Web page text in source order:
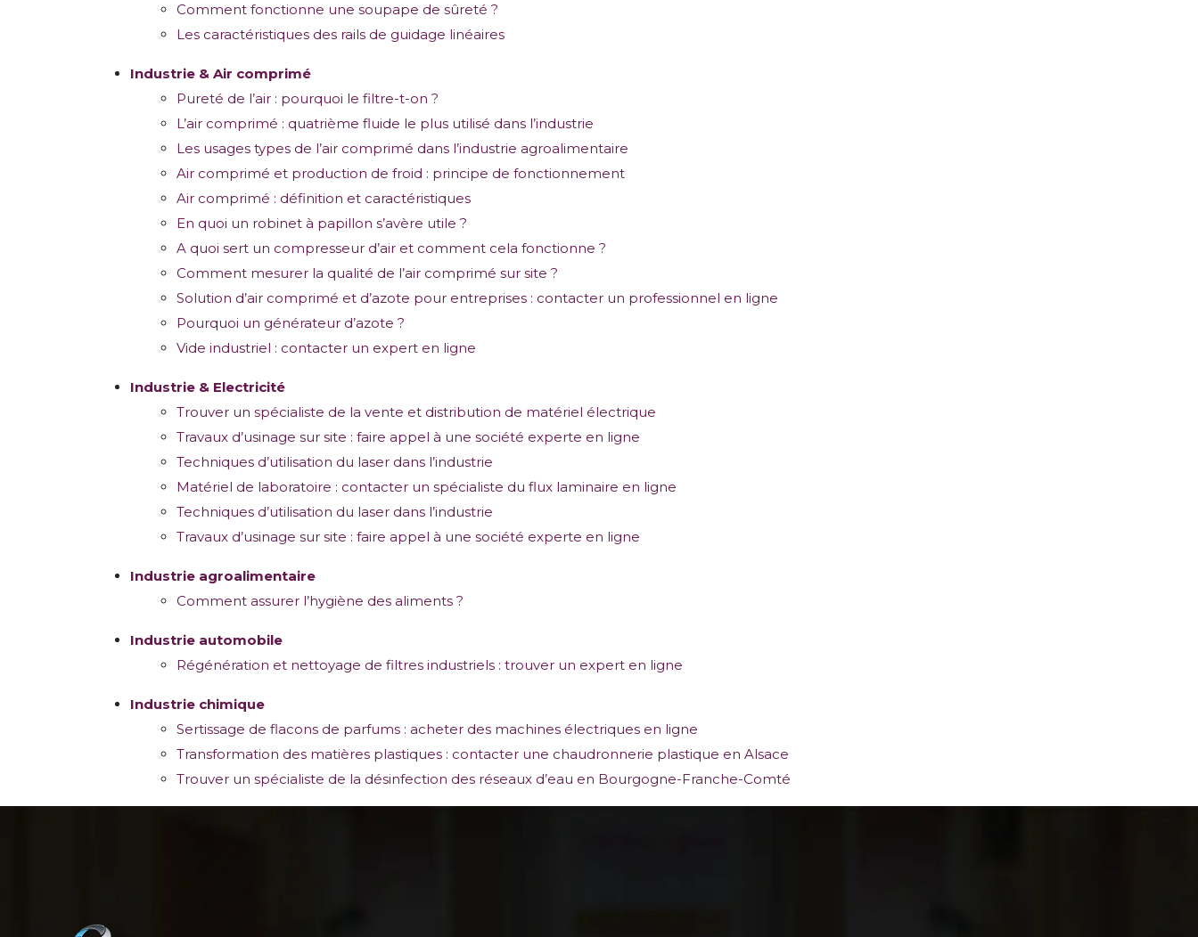
Comment fonctionne une soupape de sûreté ?
Les caractéristiques des rails de guidage linéaires
Industrie & Air comprimé
Pureté de l’air : pourquoi le filtre-t-on ?
L’air comprimé : quatrième fluide le plus utilisé dans l’industrie
Les usages types de l’air comprimé dans l’industrie agroalimentaire
Air comprimé et production de froid : principe de fonctionnement
Air comprimé : définition et caractéristiques
En quoi un robinet à papillon s’avère utile ?
A quoi sert un compresseur d’air et comment cela fonctionne ?
Comment mesurer la qualité de l’air comprimé sur site ?
Solution d’air comprimé et d’azote pour entreprises : contacter un professionnel en ligne
Pourquoi un générateur d’azote ?
Vide industriel : contacter un expert en ligne
Industrie & Electricité
Trouver un spécialiste de la vente et distribution de matériel électrique
Travaux d’usinage sur site : faire appel à une société experte en ligne
Techniques d’utilisation du laser dans l’industrie
Matériel de laboratoire : contacter un spécialiste du flux laminaire en ligne
Techniques d’utilisation du laser dans l’industrie
Travaux d’usinage sur site : faire appel à une société experte en ligne
Industrie agroalimentaire
Comment assurer l’hygiène des aliments ?
Industrie automobile
Régénération et nettoyage de filtres industriels : trouver un expert en ligne
Industrie chimique
Sertissage de flacons de parfums : acheter des machines électriques en ligne
Transformation des matières plastiques : contacter une chaudronnerie plastique en Alsace
Trouver un spécialiste de la désinfection des réseaux d’eau en Bourgogne-Franche-Comté